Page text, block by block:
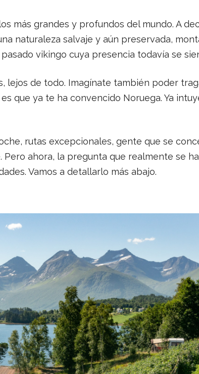
más grandes y profundos del mundo. A
naturaleza salvaje y aún preservada,
vikingo cuya presencia todavía se
lejos de todo. Imagínate también poder
que ya te ha convencido Noruega. Ya
rutas excepcionales, gente que se
ahora, la pregunta que realmente se
Vamos a detallarlo más abajo.